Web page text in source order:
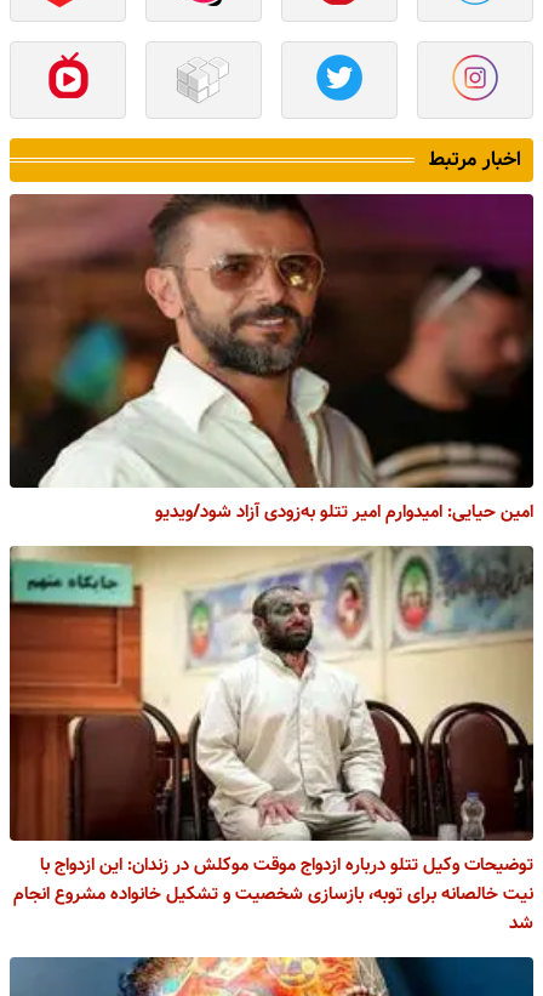
اخبار مرتبط
امین حیایی: امیدوارم امیر تتلو به‌زودی آزاد شود/ویدیو
توضیحات وکیل تتلو درباره ازدواج موقت موکلش در زندان: این ازدواج با
نیت خالصانه برای توبه، بازسازی شخصیت و تشکیل خانواده مشروع انجام
شد